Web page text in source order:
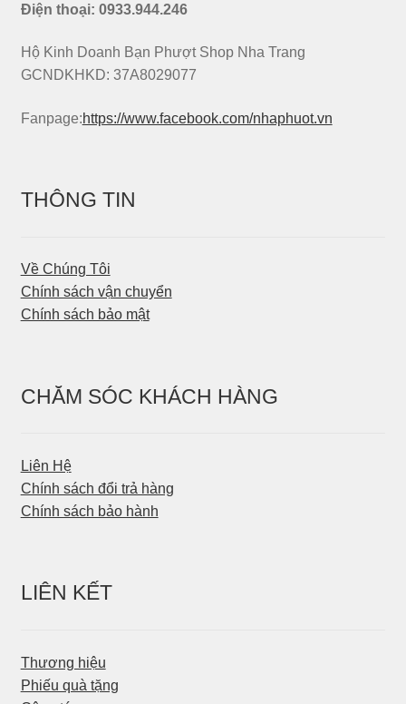
Điện thoại: 0933.944.246
Hộ Kinh Doanh Bạn Phượt Shop Nha Trang
GCNDKHKD: 37A8029077
Fanpage:https://www.facebook.com/nhaphuot.vn
THÔNG TIN
Về Chúng Tôi
Chính sách vận chuyển
Chính sách bảo mật
CHĂM SÓC KHÁCH HÀNG
Liên Hệ
Chính sách đổi trả hàng
Chính sách bảo hành
LIÊN KẾT
Thương hiệu
Phiếu quà tặng